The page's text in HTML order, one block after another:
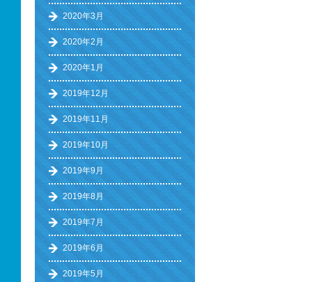
2020年3月
2020年2月
2020年1月
2019年12月
2019年11月
2019年10月
2019年9月
2019年8月
2019年7月
2019年6月
2019年5月